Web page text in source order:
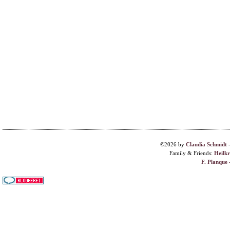
©2026 by Claudia Schmidt
Family & Friends:
F. Planque